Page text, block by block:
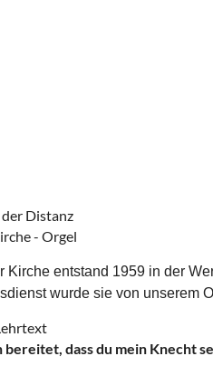
Distanz
- Orgel
Kirche entstand 1959 in der
wurde sie von unserem
bereitet, dass du mein Knecht